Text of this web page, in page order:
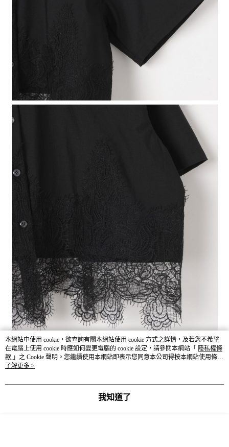
本網站中使用 cookie，欲查詢有關本網站使用 cookie 方式之詳情，及若您不希望
在電腦上使用 cookie 時應如何變更電腦的 cookie 設定，請參閱本網站「 隱私權條
款 」之 Cookie 聲明。您繼續使用本網站即表示您同意本公司得按本網站使用條款
之 Cookie 聲明使用 cookie。
了解更多 >
我知道了